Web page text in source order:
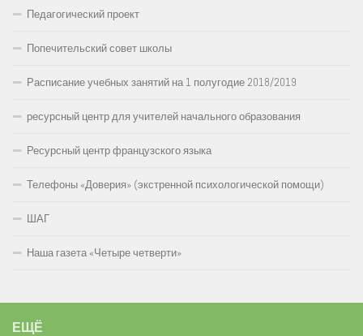
Педагогический проект
Попечительский совет школы
Расписание учебных занятий на 1 полугодие 2018/2019
ресурсный центр для учителей начального образования
Ресурсный центр французского языка
Телефоны «Доверия» (экстренной психологической помощи)
ШАГ
Наша газета «Четыре четверти»
ЕЩЁ